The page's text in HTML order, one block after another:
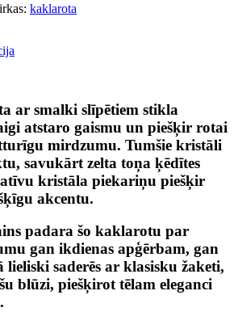
kaklarota
ar smalki slīpētiem stikla
atstaro gaismu un piešķir rotai
mirdzumu. Tumšie kristāli
savukārt zelta toņa ķēdītes
kristāla piekariņu piešķir
akcentu.
padara šo kaklarotu par
gan ikdienas apģērbam, gan
lieliski saderēs ar klasisku žaketi,
blūzi, piešķirot tēlam eleganci